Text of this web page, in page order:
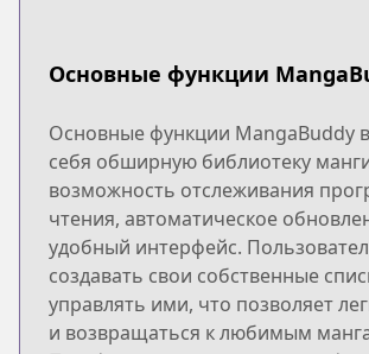
Основные функции
Основные функции MangaBuddy
себя обширную библиотеку
возможность отслеживания
чтения, автоматическое
удобный интерфейс.
создавать свои собственные
управлять ими, что позволяет
и возвращаться к любимым